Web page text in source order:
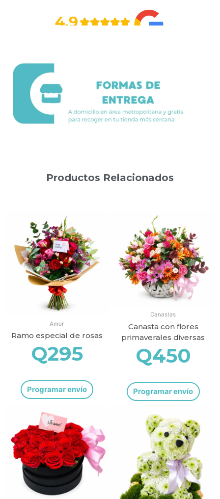
Productos Relacionados
Amor
Ramo especial de rosas
Q295
Programar envío
Canastas
Canasta con flores
primaverales diversas
Q450
Programar envío